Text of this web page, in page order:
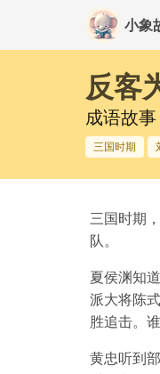
小象
反客
成语故事
三国时期
三国时期
队。
夏侯渊知
派大将陈
胜追击。
黄忠听到